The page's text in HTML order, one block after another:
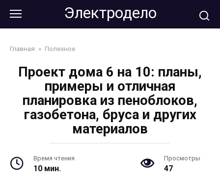
контенту
Электродело
Главная » Полезное
Проект дома 6 на 10: планы,
примеры и отличная
планировка из пеноблоков,
газобетона, бруса и других
материалов
Время чтения
10 мин.
Просмотры
47